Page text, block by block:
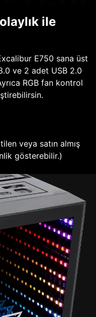
ile
E750 sana üst
ve 2 adet USB 2.0
RGB fan kontrol
veya satın almış
gösterebilir.)